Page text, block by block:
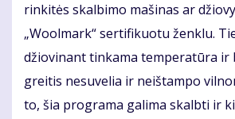
rinkitės skalbimo mašinas ar
„Woolmark“ sertifikuotu ženklu.
džiovinant tinkama temperatūra ir
greitis nesuvelia ir neištampo
to, šia programa galima skalbti ir